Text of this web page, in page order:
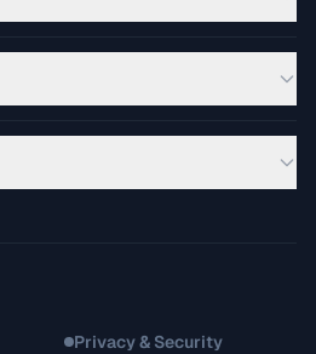
Privacy & Security